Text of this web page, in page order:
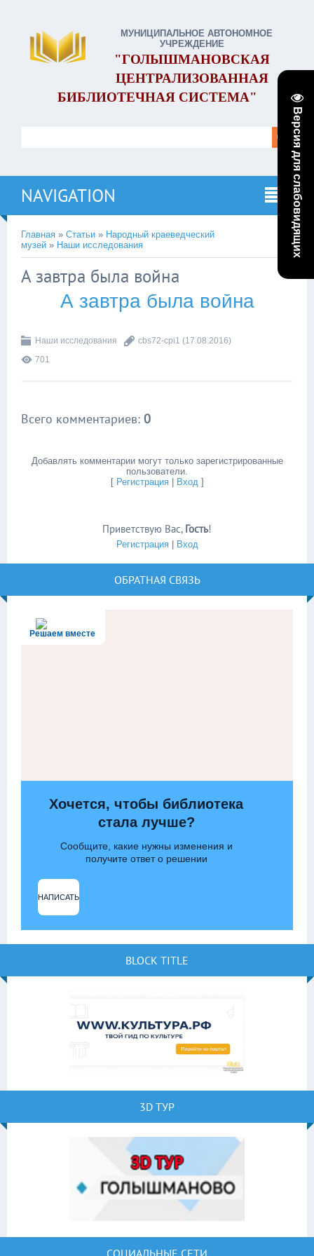
Версия для слабовидящих
МУНИЦИПАЛЬНОЕ АВТОНОМНОЕ
УЧРЕЖДЕНИЕ
"ГОЛЫШМАНОВСКАЯ
ЦЕНТРАЛИЗОВАННАЯ
БИБЛИОТЕЧНАЯ СИСТЕМА"
NAVIGATION
Главная » Статьи » Народный краеведческий
музей » Наши исследования
А завтра была война
А завтра была война
Наши исследования cbs72-cpi1 (17.08.2016)
701
Всего комментариев: 0
Добавлять комментарии могут только зарегистрированные
пользователи.
[ Регистрация| Вход]
Приветствую Вас, Гость!
Регистрация| Вход
ОБРАТНАЯ СВЯЗЬ
Решаем вместе
Хочется, чтобы библиотека
стала лучше?
Сообщите, какие нужны изменения и
получите ответ о решении
НАПИСАТЬ
BLOCK TITLE
3D ТУР
СОЦИАЛЬНЫЕ СЕТИ